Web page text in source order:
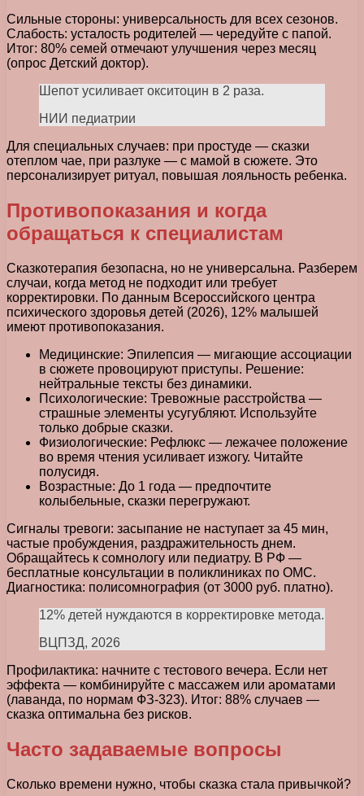
Сильные стороны: универсальность для всех сезонов.
Слабость: усталость родителей — чередуйте с папой.
Итог: 80% семей отмечают улучшения через месяц
(опрос Детский доктор).
Шепот усиливает окситоцин в 2 раза.
НИИ педиатрии
Для специальных случаев: при простуде — сказки
отеплом чае, при разлуке — с мамой в сюжете. Это
персонализирует ритуал, повышая лояльность ребенка.
Противопоказания и когда
обращаться к специалистам
Сказкотерапия безопасна, но не универсальна. Разберем
случаи, когда метод не подходит или требует
корректировки. По данным Всероссийского центра
психического здоровья детей (2026), 12% малышей
имеют противопоказания.
Медицинские: Эпилепсия — мигающие ассоциации
в сюжете провоцируют приступы. Решение:
нейтральные тексты без динамики.
Психологические: Тревожные расстройства —
страшные элементы усугубляют. Используйте
только добрые сказки.
Физиологические: Рефлюкс — лежачее положение
во время чтения усиливает изжогу. Читайте
полусидя.
Возрастные: До 1 года — предпочтите
колыбельные, сказки перегружают.
Сигналы тревоги: засыпание не наступает за 45 мин,
частые пробуждения, раздражительность днем.
Обращайтесь к сомнологу или педиатру. В РФ —
бесплатные консультации в поликлиниках по ОМС.
Диагностика: полисомнография (от 3000 руб. платно).
12% детей нуждаются в корректировке метода.
ВЦПЗД, 2026
Профилактика: начните с тестового вечера. Если нет
эффекта — комбинируйте с массажем или ароматами
(лаванда, по нормам ФЗ-323). Итог: 88% случаев —
сказка оптимальна без рисков.
Часто задаваемые вопросы
Сколько времени нужно, чтобы сказка стала привычкой?